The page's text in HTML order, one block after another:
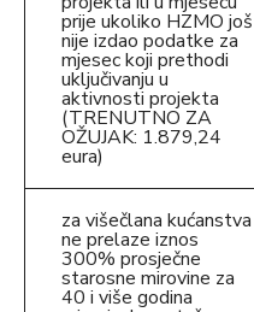
prije ukoliko HZMO još
nije izdao podatke za
mjesec koji prethodi
uključivanju u
aktivnosti projekta
(TRENUTNO ZA
OŽUJAK: 1.879,24
eura)
za višečlana kućanstva
ne prelaze iznos
300% prosječne
starosne mirovine za
40 i više godina